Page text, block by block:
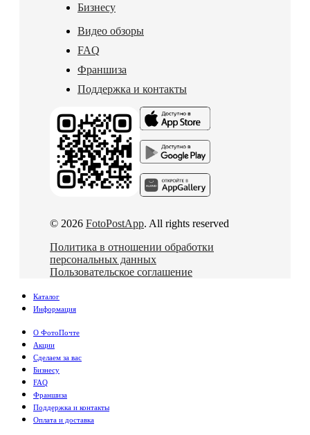
Бизнесу
Видео обзоры
FAQ
Франшиза
Поддержка и контакты
© 2026 FotoPostApp. All rights reserved
Политика в отношении обработки
персональных данных
Пользовательское соглашение
Каталог
Информация
О ФотоПочте
Акции
Сделаем за вас
Бизнесу
FAQ
Франшиза
Поддержка и контакты
Оплата и доставка